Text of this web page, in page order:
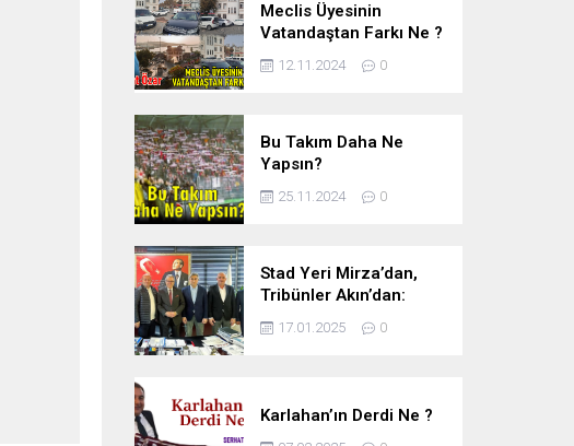
Meclis Üyesinin
Vatandaştan Farkı Ne ?
12.11.2024 0
Bu Takım Daha Ne
Yapsın?
25.11.2024 0
Stad Yeri Mirza’dan,
Tribünler Akın’dan:
Geriye Bakanlık Kaldı.
17.01.2025 0
Karlahan’ın Derdi Ne ?